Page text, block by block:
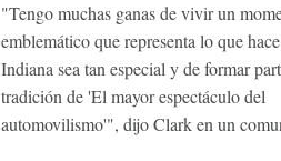
"Tengo muchas ganas de vivir un
emblemático que representa lo que
Indiana sea tan especial y de formar
tradición de 'El mayor espectáculo del
automovilismo'", dijo Clark en un